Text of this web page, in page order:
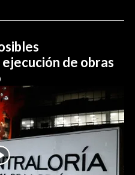
de obras